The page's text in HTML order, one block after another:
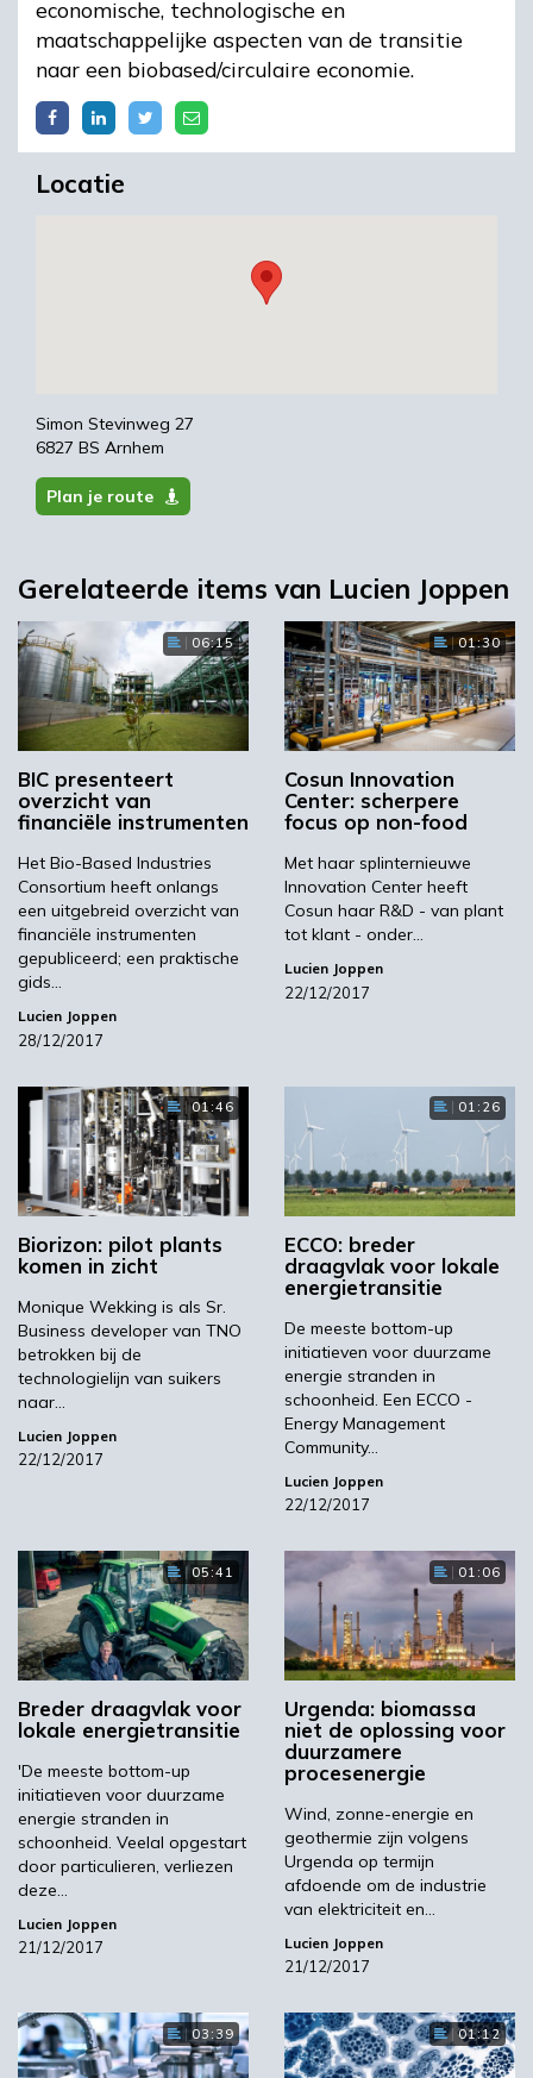
economische, technologische en
maatschappelijke aspecten van de transitie
naar een biobased/circulaire economie.
Locatie
Simon Stevinweg 27
6827 BS Arnhem
Plan je route
Gerelateerde items van Lucien Joppen
06:15
BIC presenteert
overzicht van
financiële instrumenten
Het Bio-Based Industries
Consortium heeft onlangs
een uitgebreid overzicht van
financiële instrumenten
gepubliceerd; een praktische
gids…
Lucien Joppen
28/12/2017
01:30
Cosun Innovation
Center: scherpere
focus op non-food
Met haar splinternieuwe
Innovation Center heeft
Cosun haar R&D - van plant
tot klant - onder…
Lucien Joppen
22/12/2017
01:46
Biorizon: pilot plants
komen in zicht
Monique Wekking is als Sr.
Business developer van TNO
betrokken bij de
technologielijn van suikers
naar…
Lucien Joppen
22/12/2017
01:26
ECCO: breder
draagvlak voor lokale
energietransitie
De meeste bottom-up
initiatieven voor duurzame
energie stranden in
schoonheid. Een ECCO -
Energy Management
Community…
Lucien Joppen
22/12/2017
05:41
Breder draagvlak voor
lokale energietransitie
'De meeste bottom-up
initiatieven voor duurzame
energie stranden in
schoonheid. Veelal opgestart
door particulieren, verliezen
deze…
Lucien Joppen
21/12/2017
01:06
Urgenda: biomassa
niet de oplossing voor
duurzamere
procesenergie
Wind, zonne-energie en
geothermie zijn volgens
Urgenda op termijn
afdoende om de industrie
van elektriciteit en…
Lucien Joppen
21/12/2017
03:39 01:12